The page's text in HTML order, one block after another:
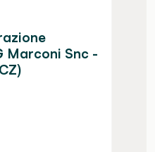
Marconi Snc -